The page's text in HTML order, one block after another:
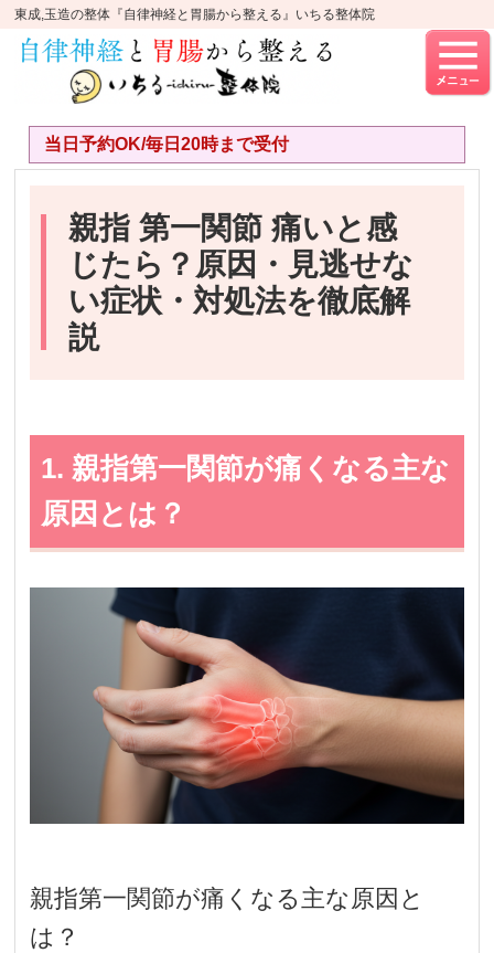
東成,玉造の整体『自律神経と胃腸から整える』いちる整体院
当日予約OK/毎日20時まで受付
親指 第一関節 痛いと感
じたら？原因・見逃せな
い症状・対処法を徹底解
説
1. 親指第一関節が痛くなる主な
原因とは？
親指第一関節が痛くなる主な原因と
は？